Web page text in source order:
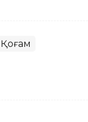
Қоғам